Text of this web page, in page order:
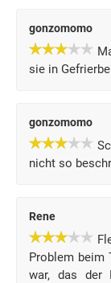
gonzomomo
sie in
gonzomomo
nicht so
Rene
Problem beim
war, das der